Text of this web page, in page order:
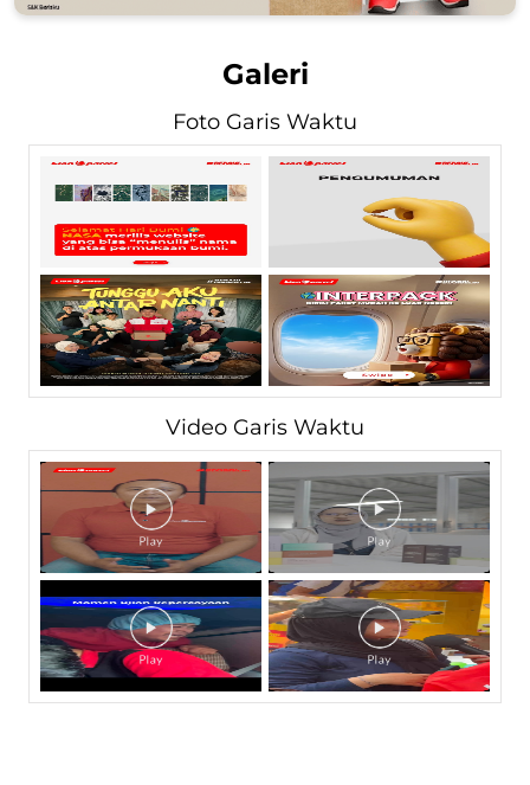
Galeri
Foto Garis Waktu
Video Garis Waktu